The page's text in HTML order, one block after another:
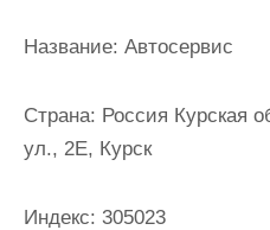
Название: Автосервис
Страна: Россия Курская
ул., 2Е, Курск
Индекс: 305023